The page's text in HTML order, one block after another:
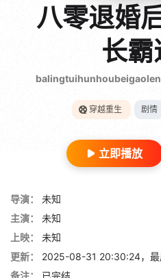
28短剧
八零退婚
长
穿越重生 剧情
立即播放
导演：
未知
主演：
未知
上映：
未知
更新：
2025-08-31 20:30:24，最
备注：
已完结